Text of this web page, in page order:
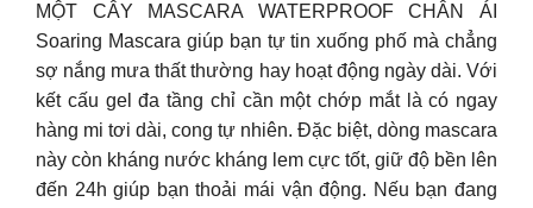
MỘT CÂY MASCARA WATERPROOF CHÂN ÁI
Soaring Mascara giúp bạn tự tin xuống phố mà chẳng
sợ nắng mưa thất thường hay hoạt động ngày dài. Với
kết cấu gel đa tầng chỉ cần một chớp mắt là có ngay
hàng mi tơi dài, cong tự nhiên. Đặc biệt, dòng mascara
này còn kháng nước kháng lem cực tốt, giữ độ bền lên
đến 24h giúp bạn thoải mái vận động. Nếu bạn đang